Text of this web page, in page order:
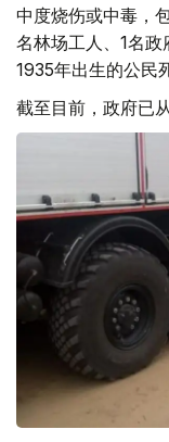
中度烧伤或中毒，
名林场工人、1名
1935年出生的公民
截至目前，政府已